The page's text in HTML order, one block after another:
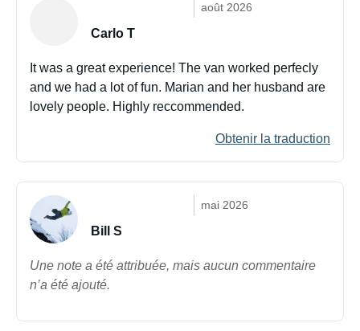
août 2026
Carlo T
It was a great experience! The van worked perfecly
and we had a lot of fun. Marian and her husband are
lovely people. Highly reccommended.
Obtenir la traduction
mai 2026
Bill S
Une note a été attribuée, mais aucun commentaire
n’a été ajouté.